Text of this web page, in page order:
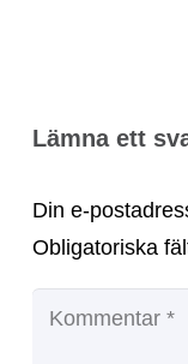
Lämna ett
Din e-
Obligatoriska